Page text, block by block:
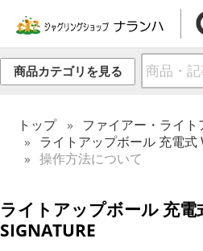
商品カテゴリを見る
トップ ファイアー・ライト
ライトアップボール 充電式
操作方法について
ライトアップボール 充電
SIGNATURE